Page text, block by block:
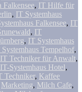
Falkensee, IT Hilfe für
, IT Systemhaus
Falkensee, IT
, IT
, IT Systemhaus
Tempelhof,
IT Techniker für Anwalt,
IT-Systemhaus Hotel,
Techniker, Kaffee
Marketing, Milch Cafe,